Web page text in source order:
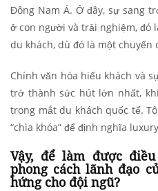
Đông Nam Á. Ở đây, sự sang
ở con người và trải nghiệm, đó
du khách, dù đó là một chuyến
Chính văn hóa hiếu khách và
trở thành sức hút lớn nhất,
trong mắt du khách quốc tế.
“chìa khóa” để định nghĩa
Vậy, để làm được
phong cách lãnh đạo
hứng cho đội ngũ?